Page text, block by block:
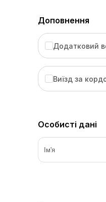
Доповнення
Додатковий
Виїзд за
Особисті дані